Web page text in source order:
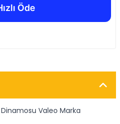
Valeo Marka